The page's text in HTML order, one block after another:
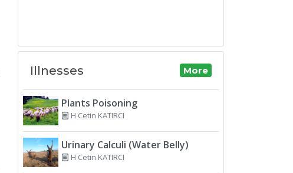
Illnesses More
Plants Poisoning
H Cetin KATIRCI
Urinary Calculi (Water Belly)
H Cetin KATIRCI